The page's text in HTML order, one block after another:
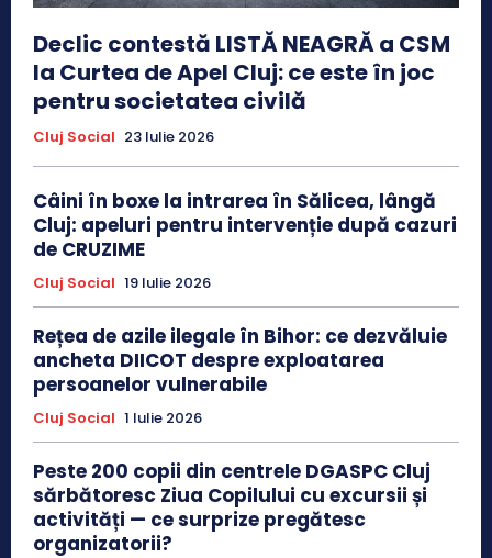
Declic contestă LISTĂ NEAGRĂ a CSM
la Curtea de Apel Cluj: ce este în joc
pentru societatea civilă
Cluj Social 23 Iulie 2026
Câini în boxe la intrarea în Sălicea, lângă
Cluj: apeluri pentru intervenție după cazuri
de CRUZIME
Cluj Social 19 Iulie 2026
Rețea de azile ilegale în Bihor: ce dezvăluie
ancheta DIICOT despre exploatarea
persoanelor vulnerabile
Cluj Social 1 Iulie 2026
Peste 200 copii din centrele DGASPC Cluj
sărbătoresc Ziua Copilului cu excursii și
activități — ce surprize pregătesc
organizatorii?